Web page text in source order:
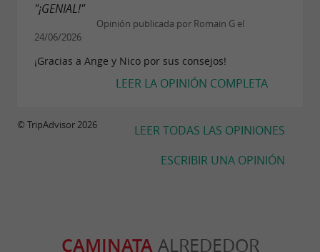
Obtén tulicencia
instructores experimentados y certificados por
las autoridades marítimas. Cursos teóricos y
prácticos. Obtén fácilmente tu derecho a
(embarcaciones, motos acuáticas).
RECUPERA ALGUNOS RECUERDOS
"¡GENIAL!"
Opinión publicada por Romain G el
24/06/2026
¡Gracias a Ange y Nico por sus consejos!
LEER LA OPINIÓN COMPLETA
LEER TODAS LAS OPINIONES
ESCRIBIR UNA OPINIÓN
© TripAdvisor 2026
CAMINATAALREDEDOR